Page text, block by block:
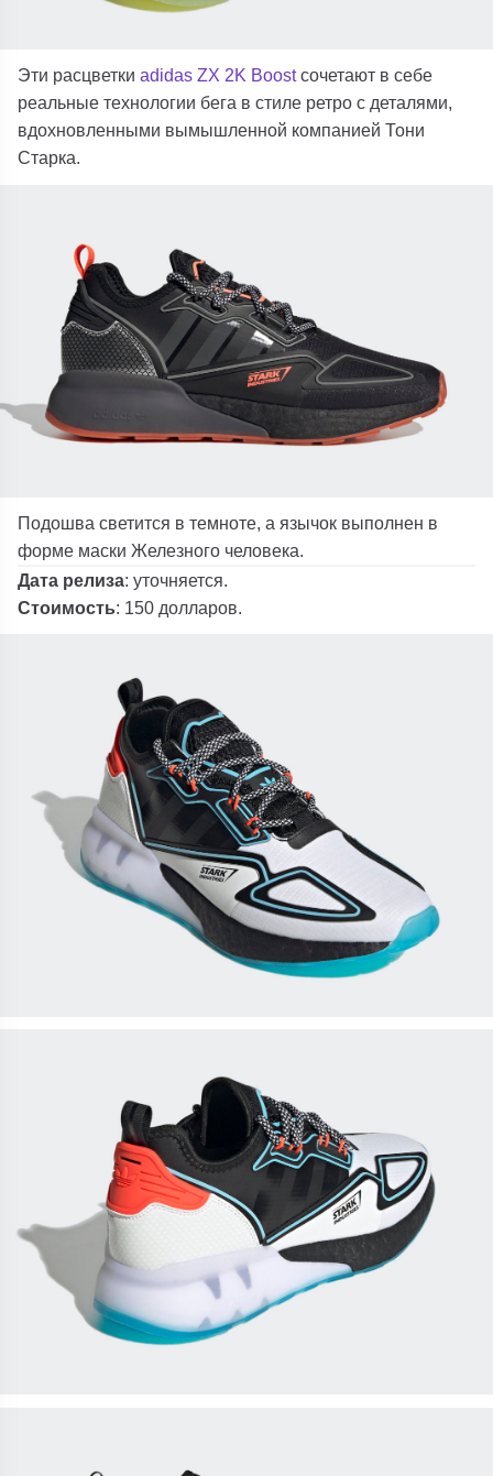
Эти расцветкиadidas ZX 2K Boostсочетают в себе
реальные технологии бега в стиле ретро с деталями,
вдохновленными вымышленной компанией Тони
Старка.
Подошва светится в темноте, а язычок выполнен в
форме маски Железного человека.
Дата релиза: уточняется.
Стоимость: 150 долларов.